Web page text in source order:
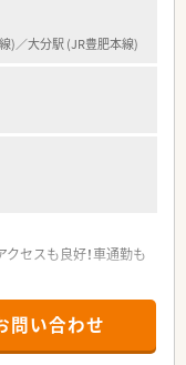
にございます。
応しており、e-
。
)／大分駅 (JR豊肥本線)
セスも良好！車通勤も
内科からも処方箋を
問い合わせ